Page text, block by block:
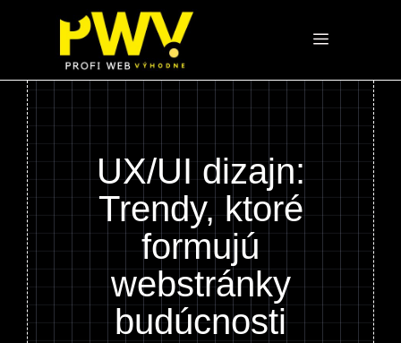
Menu
UX/UI dizajn:
Trendy, ktoré
formujú
webstránky
budúcnosti